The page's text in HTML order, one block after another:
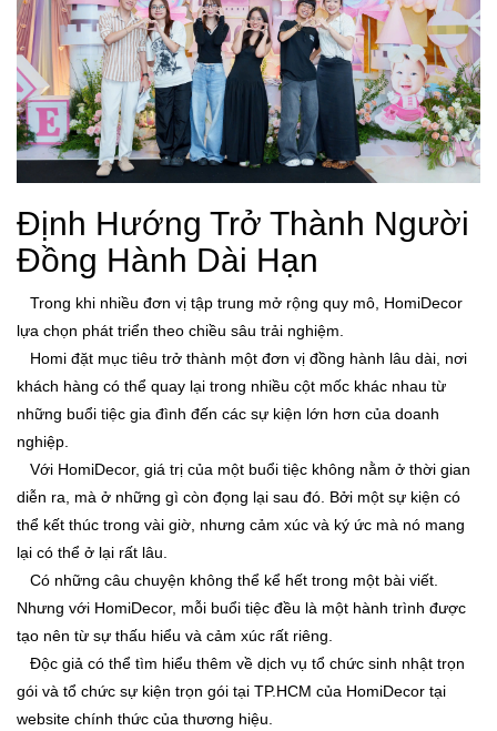
Định Hướng Trở Thành Người
Đồng Hành Dài Hạn
Trong khi nhiều đơn vị tập trung mở rộng quy mô, HomiDecor
lựa chọn phát triển theo chiều sâu trải nghiệm.
Homi đặt mục tiêu trở thành một đơn vị đồng hành lâu dài, nơi
khách hàng có thể quay lại trong nhiều cột mốc khác nhau từ
những buổi tiệc gia đình đến các sự kiện lớn hơn của doanh
nghiệp.
Với HomiDecor, giá trị của một buổi tiệc không nằm ở thời gian
diễn ra, mà ở những gì còn đọng lại sau đó. Bởi một sự kiện có
thể kết thúc trong vài giờ, nhưng cảm xúc và ký ức mà nó mang
lại có thể ở lại rất lâu.
Có những câu chuyện không thể kể hết trong một bài viết.
Nhưng với HomiDecor, mỗi buổi tiệc đều là một hành trình được
tạo nên từ sự thấu hiểu và cảm xúc rất riêng.
Độc giả có thể tìm hiểu thêm về dịch vụ tổ chức sinh nhật trọn
gói và tổ chức sự kiện trọn gói tại TP.HCM của HomiDecor tại
website chính thức của thương hiệu.